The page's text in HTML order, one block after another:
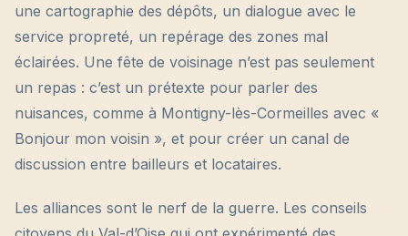
une cartographie des dépôts, un dialogue avec le
service propreté, un repérage des zones mal
éclairées. Une fête de voisinage n’est pas seulement
un repas : c’est un prétexte pour parler des
nuisances, comme à Montigny-lès-Cormeilles avec «
Bonjour mon voisin », et pour créer un canal de
discussion entre bailleurs et locataires.
Les alliances sont le nerf de la guerre. Les conseils